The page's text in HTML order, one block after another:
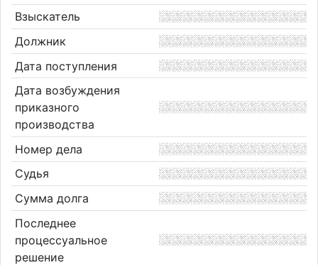
Взыскатель
Должник
Дата поступления
Дата возбуждения
приказного
производства
Номер дела
Судья
Сумма долга
Последнее
процессуальное
решение